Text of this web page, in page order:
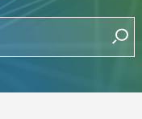
Istex